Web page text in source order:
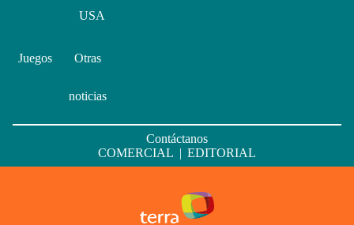
USA
Juegos Otras
noticias
Contáctanos
COMERCIAL | EDITORIAL